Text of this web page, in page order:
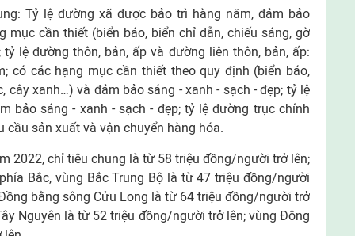
Tỷ lệ đường xã được bảo trì hàng năm, đảm bảo
mục cần thiết (biển báo, biển chỉ dẫn, chiếu sáng, gờ
lệ đường thôn, bản, ấp và đường liên thôn, bản, ấp:
có các hạng mục cần thiết theo quy định (biển báo,
cây xanh…) và đảm bảo sáng - xanh - sạch - đẹp; tỷ lệ
bảo sáng - xanh - sạch - đẹp; tỷ lệ đường trục chính
sản xuất và vận chuyển hàng hóa.
2022, chỉ tiêu chung là từ 58 triệu đồng/người trở lên;
Bắc, vùng Bắc Trung Bộ là từ 47 triệu đồng/người
bằng sông Cửu Long là từ 64 triệu đồng/người trở
Nguyên là từ 52 triệu đồng/người trở lên; vùng Đông